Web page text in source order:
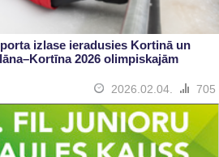
izlase ieradusies Kortinā un
2026 olimpiskajām
2026.02.04. 705